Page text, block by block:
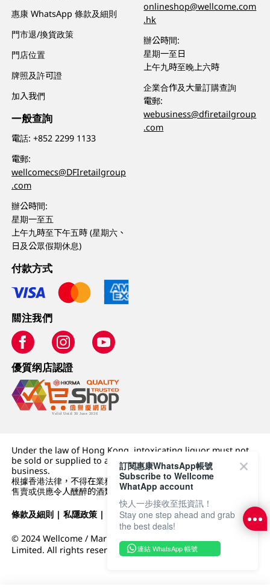
惠康 WhatsApp 條款及細則
門市退/換貨政策
門店位置
牌照及許可證
加入我們
一般查詢
電話:+852 2299 1133
電郵:
wellcomecs@DFIretailgroup
.com
辦公時間:
星期一至五
上午九時至下午五時 (星期六、
日及公眾假期休息)
onlineshop@wellcome.com
.hk
辦公時間:
星期一至日
上午九時至晚上六時
企業合作及大量訂購查詢
電郵:
webusiness@dfiretailgroup
.com
付款方式
關注我們
優質纲店認證
Under the law of Hong Kong, intoxicating liquor must not
be sold or supplied to a minor (under 18) in the course of
business.
根據香港法律，不得在業務過程中，向未成年人 (18 歲以下人士)
售賣或供應令人醺醉的酒類。
條款及細則 |私隱政策 | DFI零售集團
© 2024 Wellcome / Market Place. The Dairy Farm Company
Limited. All rights reserved.
訂閱惠康WhatsApp帳號
Subscribe to Wellcome
WhatApp account
快人一步接收至抵資訊！
Stay one step ahead and grab
the best deals!
連結 WhatsApp 帳號